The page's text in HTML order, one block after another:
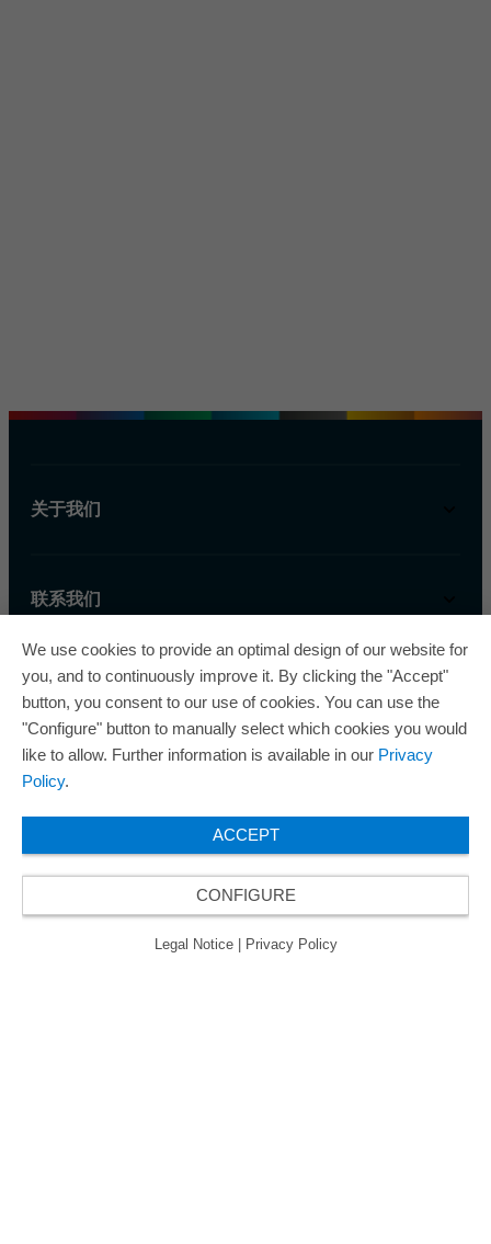
关于我们
联系我们
欧瑞飞已五次荣获“最佳管理企业奖”，因此获得
© 2026 ORAFOL Europe GmbH. ­All rights reserved.
Legal Notice
Privacy Policy
We use cookies to provide an optimal design of our website for
you, and to continuously improve it. By clicking the "Accept"
button, you consent to our use of cookies. You can use the
"Configure" button to manually select which cookies you would
like to allow. Further information is available in our Privacy
Policy.
ACCEPT
CONFIGURE
Legal Notice Privacy Policy